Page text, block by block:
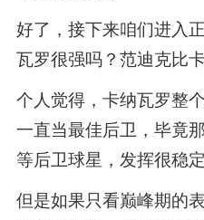
好了，接下来咱们进入
瓦罗很强吗？范迪克比
个人觉得，卡纳瓦罗整
一直当最佳后卫，毕竟
等后卫球星，发挥很稳定
但是如果只看巅峰期的